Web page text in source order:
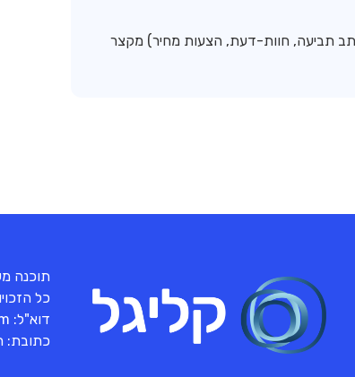
תביעה, חוות-דעת, הצעות מחיר) מקצר
תוכנה
כל
דוא"ל:
כתובת: ראול